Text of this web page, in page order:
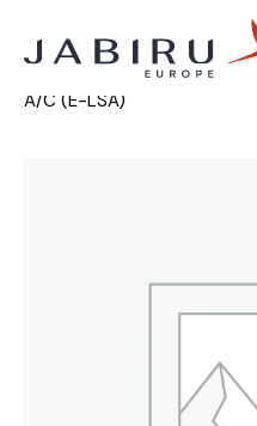
Accueil Non classé
A/C (E-LSA)